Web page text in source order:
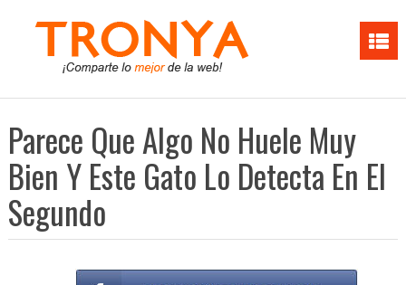
Parece Que Algo No Huele Muy
Bien Y Este Gato Lo Detecta En El
Segundo